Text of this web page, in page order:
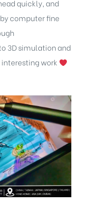
quickly, and
computer fine
3D simulation and
work